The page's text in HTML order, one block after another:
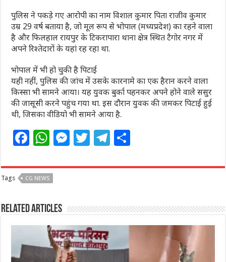
पुलिस ने पकड़े गए आरोपी का नाम विशाल कुमार पिता राजीव कुमार
उम्र 29 वर्ष बताया है, जो मूल रूप से भोपाल (मध्यप्रदेश) का रहने वाला
है और फिलहाल रायपुर के टिकरापारा थाना क्षेत्र स्थित टैगोर नगर में
अपने रिश्तेदारों के यहां रह रहा था.
भोपाल में भी हो चुकी है पिटाई
यही नहीं, पुलिस की जांच में उसके कारनामे का एक हैरान करने वाला
किस्सा भी सामने आया। यह युवक बुर्का पहनकर अपने होने वाले ससुर
की जासूसी करने पहुंच गया था. इस दौरान युवक की जमकर पिटाई हुई
थी, जिसका वीडियो भी सामने आया है.
F
c
e
b
o
k
W
at
s
A
p
p
M
ss
n
g
e
r
T
itt
r
T
e
ra
m
ar
Tags CG NEWS
Related Articles